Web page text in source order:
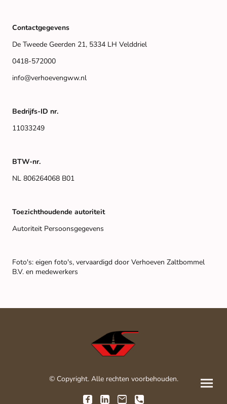
Contactgegevens
De Tweede Geerden 21, 5334 LH Velddriel
0418-572000
info@verhoevengww.nl
Bedrijfs-ID nr.
11033249
BTW-nr.
NL 806264068 B01
Toezichthoudende autoriteit
Autoriteit Persoonsgegevens
Foto's: eigen foto's, vervaardigd door Verhoeven Zaltbommel
B.V. en medewerkers
© Copyright. Alle rechten voorbehouden.